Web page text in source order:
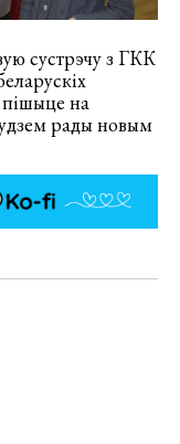
сустрэчу з ГКК
пішыце на
рады новым